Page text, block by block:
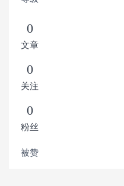
0
文章
0
关注
0
粉丝
被赞